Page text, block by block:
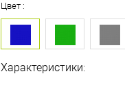
Цвет :
Характеристики: